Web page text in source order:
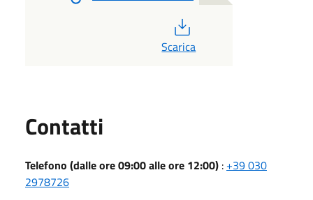
Scarica
Contatti
Telefono (dalle ore 09:00 alle ore 12:00) : +39 030
2978726